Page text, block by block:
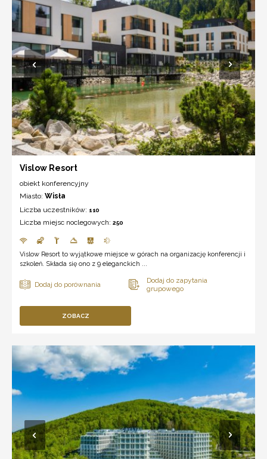
Vislow Resort
obiekt konferencyjny
Miasto: Wisła
Liczba uczestników: 110
Liczba miejsc noclegowych: 250
Vislow Resort to wyjątkowe miejsce w górach na organizację konferencji i
szkoleń. Składa się ono z 9 eleganckich ...
ZOBACZ